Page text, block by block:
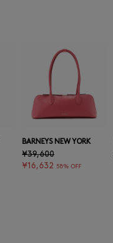
BARNEYS NEW YORK
¥39,600
¥16,632 58% OFF